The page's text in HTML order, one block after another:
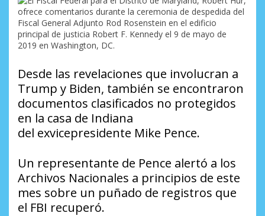
Desde las revelaciones que involucran a
Trump y Biden, también se encontraron
documentos clasificados no protegidos
en la casa de Indiana
del exvicepresidente Mike Pence.
Un representante de Pence alertó a los
Archivos Nacionales a principios de este
mes sobre un puñado de registros que
el FBI recuperó.